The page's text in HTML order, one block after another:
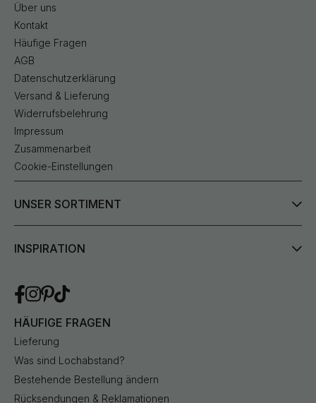
Über uns
Kontakt
Häufige Fragen
AGB
Datenschutzerklärung
Versand & Lieferung
Widerrufsbelehrung
Impressum
Zusammenarbeit
Cookie-Einstellungen
UNSER SORTIMENT
INSPIRATION
HÄUFIGE FRAGEN
Lieferung
Was sind Lochabstand?
Bestehende Bestellung ändern
Rücksendungen & Reklamationen